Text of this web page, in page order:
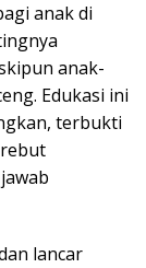
anak di
anak-
Edukasi ini
terbukti
lancar